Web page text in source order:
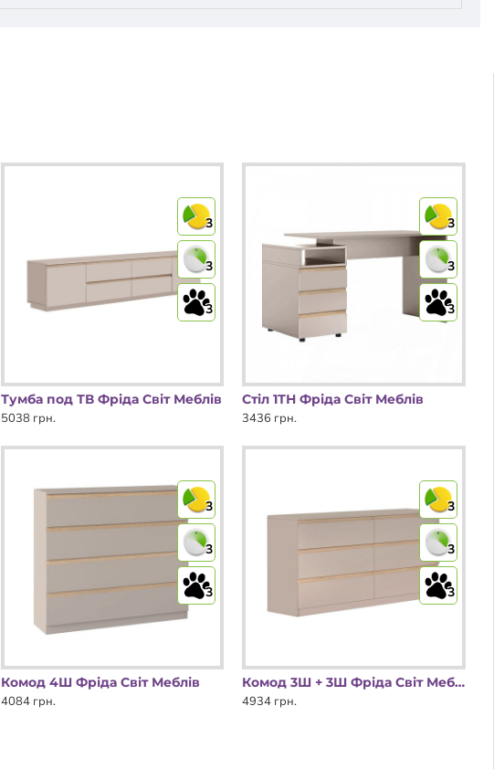
3
3
3
Тумба под ТВ Фріда Світ Меблів
5038 грн.
3
3
3
Стіл 1ТН Фріда Світ Меблів
3436 грн.
3
3
3
Комод 4Ш Фріда Світ Меблів
4084 грн.
3
3
3
Комод 3Ш + 3Ш Фріда Світ Меблів
4934 грн.